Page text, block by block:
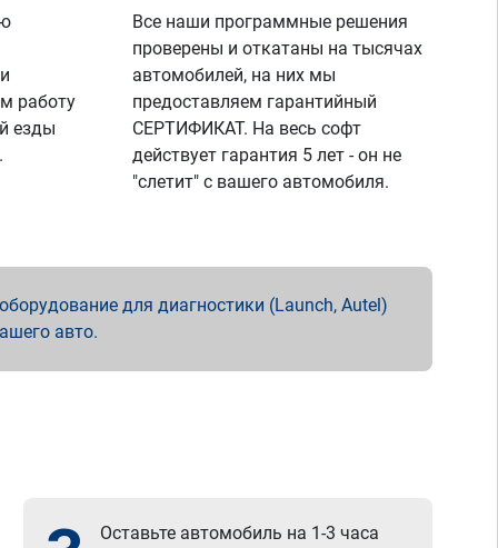
работу
езды
Все наши программные решения
проверены и откатаны на тысячах
автомобилей, на них мы
предоставляем гарантийный
СЕРТИФИКАТ. На весь софт
действует гарантия 5 лет - он не
"слетит" с вашего автомобиля.
для диагностики (Launch, Autel)
авто.
Оставьте автомобиль на 1-3 часа